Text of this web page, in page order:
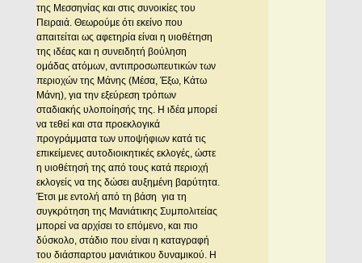
της Μεσσηνίας και στις συνοικίες του
Πειραιά. Θεωρούμε ότι εκείνο που
απαιτείται ως αφετηρία είναι η υιοθέτηση
της ιδέας και η συνειδητή βούληση
ομάδας ατόμων, αντιπροσωπευτικών των
περιοχών της Μάνης (Μέσα, Έξω, Κάτω
Μάνη), για την εξεύρεση τρόπων
σταδιακής υλοποίησής της. Η ιδέα μπορεί
να τεθεί και στα προεκλογικά
προγράμματα των υποψήφιων κατά τις
επικείμενες αυτοδιοικητικές εκλογές, ώστε
η υιοθέτησή της από τους κατά περιοχή
εκλογείς να της δώσει αυξημένη βαρύτητα.
Έτσι με εντολή από τη βάση για τη
συγκρότηση της Μανιάτικης Συμπολιτείας
μπορεί να αρχίσει το επόμενο, και πιο
δύσκολο, στάδιο που είναι η καταγραφή
του διάσπαρτου μανιάτικου δυναμικού. Η